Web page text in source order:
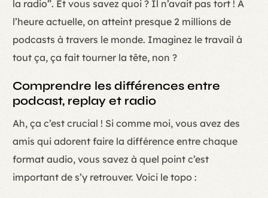
la radio”. Et vous savez quoi ? Il n’avait pas tort ! À
l’heure actuelle, on atteint presque 2 millions de
podcasts à travers le monde. Imaginez le travail à
tout ça, ça fait tourner la tête, non ?
Comprendre les différences entre
podcast, replay et radio
Ah, ça c’est crucial ! Si comme moi, vous avez des
amis qui adorent faire la différence entre chaque
format audio, vous savez à quel point c’est
important de s’y retrouver. Voici le topo :